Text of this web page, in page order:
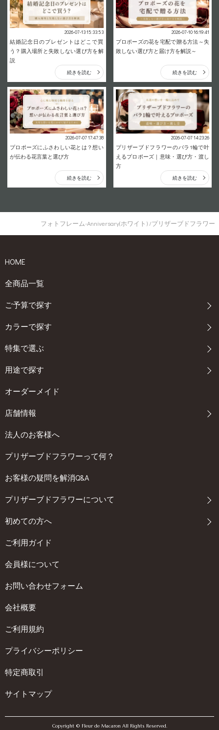
2026-07-13 15:33:53
結婚記念日のプレゼントはどこで買
う？購入場所と失敗しない選び方を解
説
続きを読む
2026-07-10 16:19:41
プロポーズの花を宅配で贈る方法～失
敗しない選び方と届け方を解説～
続きを読む
2026-07-07 17:47:38
プロポーズにふさわしい花とは？想い
が伝わる花言葉と選び方
続きを読む
2026-07-07 14:23:26
プリザーブドフラワーのバラ1輪で叶
えるプロポーズ｜意味・選び方・渡し
方
続きを読む
フォトフレーム-Anniversary(ホワイト) /プリザーブドフラワー
HOME
全商品一覧
ご予算で探す
カラーで探す
特集で選ぶ
用途で探す
オーダーメイド
店舗情報
法人のお客様へ
プリザーブドフラワーって何？
お客様の疑問を解消Q&A
プリザーブドフラワーについて
初めての方へ
ご利用ガイド
会員様について
お問い合わせフォーム
会社概要
ご利用規約
プライバシーポリシー
特定商取引
サイトマップ
Copyright © Fleur de Macaron All Rights Reserved.